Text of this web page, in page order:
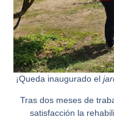
¡Queda inaugurado el
Tras dos meses de
satisfacción la